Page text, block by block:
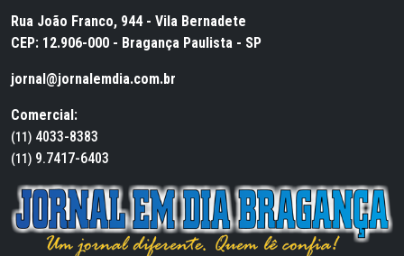
Rua João Franco, 944 - Vila Bernadete
CEP: 12.906-000 - Bragança Paulista - SP
jornal@jornalemdia.com.br
Comercial:
(11) 4033-8383
(11) 9.7417-6403